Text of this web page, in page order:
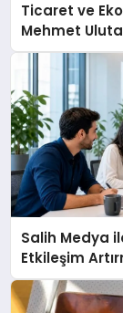
Ticaret ve
Mehmet
açıklamada
Salih Medya
Etkileşim